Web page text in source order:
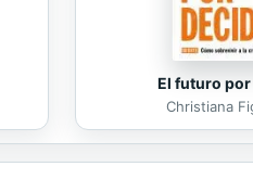
El futuro
Christiana